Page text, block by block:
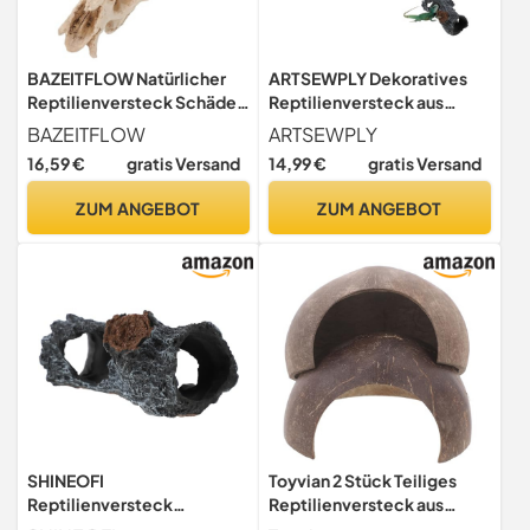
BAZEITFLOW Natürlicher
Reptilienversteck Schädel
aus Resin Mittelgroße
Höhle für Schildkröten
Schlangenterrarien
Bartagamen Frösche und
BAZEITFLOW
16,59 € gratis Versand
ZUM ANGEBOT
ARTSEWPLY Dekoratives
Reptilienversteck aus
Widerstandsfähigem Harz
Großes Terrarium höhlen
dekoelement
Unterschlupf Ruhehaus für
ARTSEWPLY
14,99 € gratis Versand
ZUM ANGEBOT
SHINEOFI
Reptilienversteck
Toyvian 2 Stück Teiliges
Reptilienversteck aus